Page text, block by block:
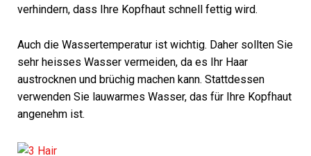
verhindern, dass Ihre Kopfhaut schnell fettig wird.
Auch die Wassertemperatur ist wichtig. Daher sollten Sie
sehr heisses Wasser vermeiden, da es Ihr Haar
austrocknen und brüchig machen kann. Stattdessen
verwenden Sie lauwarmes Wasser, das für Ihre Kopfhaut
angenehm ist.